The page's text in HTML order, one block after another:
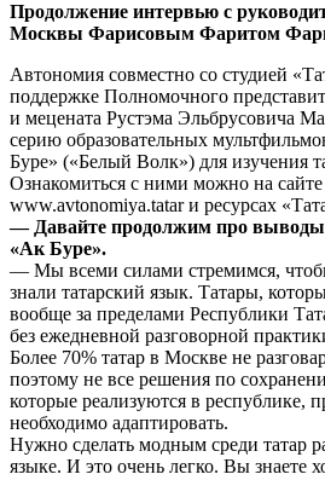
Продолжение интервью с
Москвы Фарисовым Фаритом
Автономия совместно со студией
поддержке Полномочного
и мецената Рустэма Эльбрусовича
серию образовательных
Буре» («Белый Волк») для изучения
Ознакомиться с ними можно на
www.avtonomiya.tatar и ресурсах
— Давайте продолжим про выводы
«Ак Буре».
— Мы всеми силами стремимся,
знали татарский язык. Татары,
вообще за пределами Республики
без ежедневной разговорной
Более 70% татар в Москве не
поэтому не все решения по
которые реализуются в республике,
необходимо адаптировать.
Нужно сделать модным среди татар
языке. И это очень легко. Вы знаете